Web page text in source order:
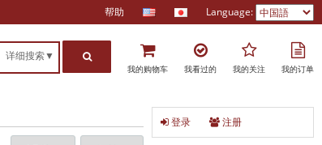
帮助 Language:
详细搜索▼
我的购物车 我看过的 我的关注 我的订单
登录 注册